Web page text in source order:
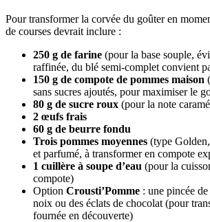
Pour transformer la corvée du goûter en
de courses devrait inclure :
250 g de farine (pour la base souple,
raffinée, du blé semi-complet convient
150 g de compote de pommes maison
sans sucres ajoutés, pour maximiser le
80 g de sucre roux (pour la note
2 œufs frais
60 g de beurre fondu
Trois pommes moyennes (type
et parfumé, à transformer en compote
1 cuillère à soupe d’eau (pour la
compote)
Option Crousti’Pomme : une pincée
noix ou des éclats de chocolat (pour
fournée en découverte)